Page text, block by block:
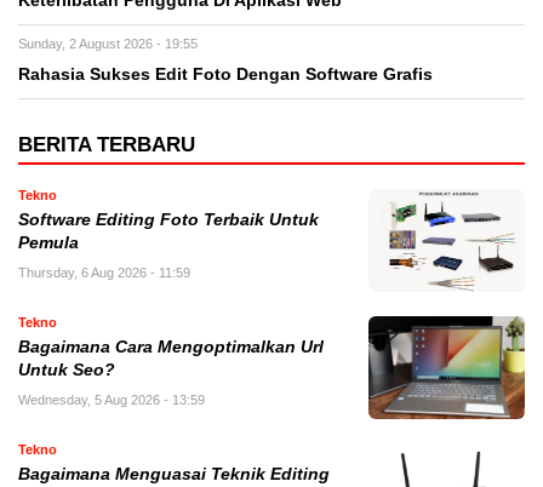
Sunday, 2 August 2026 - 19:55
Rahasia Sukses Edit Foto Dengan Software Grafis
BERITA TERBARU
Tekno
Software Editing Foto Terbaik Untuk
Pemula
Thursday, 6 Aug 2026 - 11:59
Tekno
Bagaimana Cara Mengoptimalkan Url
Untuk Seo?
Wednesday, 5 Aug 2026 - 13:59
Tekno
Bagaimana Menguasai Teknik Editing